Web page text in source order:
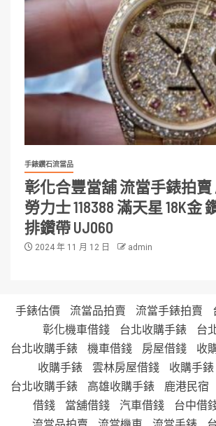
手錶鑽石流當品
彰化合豐當舖 流當手錶拍賣
勞力士 118388 滿天星 18K金
排鑽帶 UJ060
2024 年 11 月 12 日 admin
手錶估價 流當品拍賣 流當手錶拍賣
彰化機車借錢
台北收購手錶
台
台北收購手錶
機車借錢 房屋借錢 收
收購手錶
雲林房屋借錢 收購手錶
台北收購手錶
高雄收購手錶 鹿港民宿
借錢
當舖借錢 汽車借錢 台中借